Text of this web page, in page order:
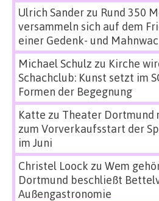
Ulrich Sanderzu Rund 350
versammeln sich auf dem
einer Gedenk- und
Michael Schulz zu Kirche
Schachclub: Kunst setzt im
Formen der Begegnung
Katte zu Theater Dortmund
zum Vorverkaufsstart der
im Juni
Christel Loock zu Wem
Dortmund beschließt
Außengastronomie